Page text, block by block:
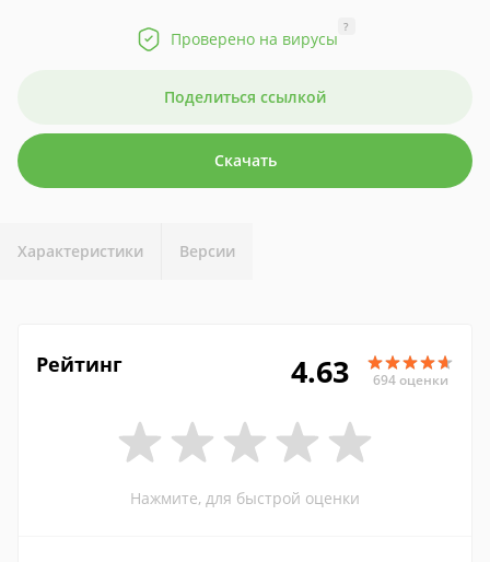
Проверено на вирусы
?
Поделиться ссылкой
Скачать
Характеристики Версии
Рейтинг 4.63 694 оценки
Нажмите, для быстрой оценки